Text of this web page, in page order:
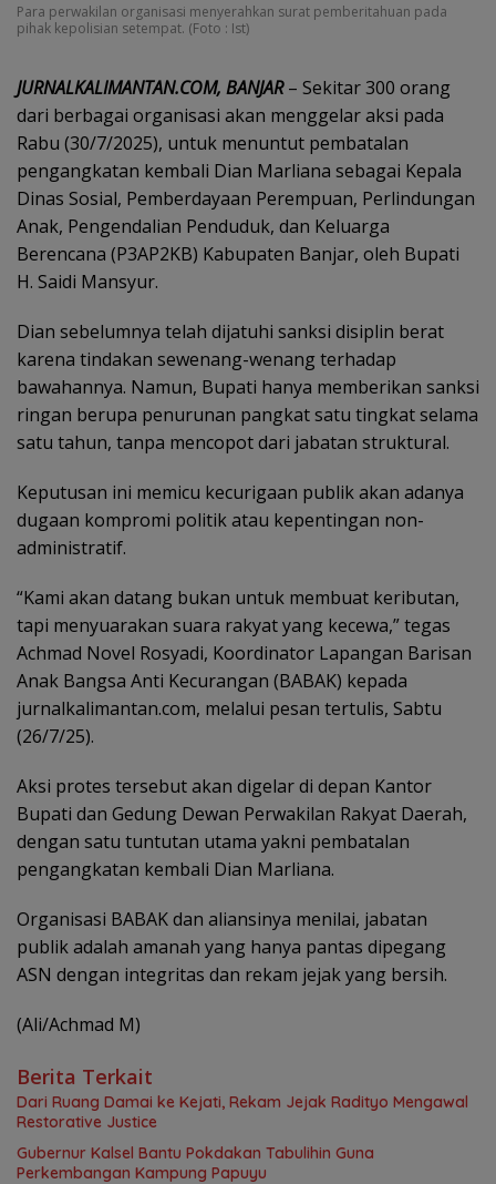
Para perwakilan organisasi menyerahkan surat pemberitahuan pada
pihak kepolisian setempat. (Foto : Ist)
JURNALKALIMANTAN.COM, BANJAR– Sekitar 300 orang
dari berbagai organisasi akan menggelar aksi pada
Rabu (30/7/2025), untuk menuntut pembatalan
pengangkatan kembali Dian Marliana sebagai Kepala
Dinas Sosial, Pemberdayaan Perempuan, Perlindungan
Anak, Pengendalian Penduduk, dan Keluarga
Berencana (P3AP2KB) Kabupaten Banjar, oleh Bupati
H. Saidi Mansyur.
Dian sebelumnya telah dijatuhi sanksi disiplin berat
karena tindakan sewenang-wenang terhadap
bawahannya. Namun, Bupati hanya memberikan sanksi
ringan berupa penurunan pangkat satu tingkat selama
satu tahun, tanpa mencopot dari jabatan struktural.
Keputusan ini memicu kecurigaan publik akan adanya
dugaan kompromi politik atau kepentingan non-
administratif.
“Kami akan datang bukan untuk membuat keributan,
tapi menyuarakan suara rakyat yang kecewa,” tegas
Achmad Novel Rosyadi, Koordinator Lapangan Barisan
Anak Bangsa Anti Kecurangan (BABAK) kepada
jurnalkalimantan.com, melalui pesan tertulis, Sabtu
(26/7/25).
Aksi protes tersebut akan digelar di depan Kantor
Bupati dan Gedung Dewan Perwakilan Rakyat Daerah,
dengan satu tuntutan utama yakni pembatalan
pengangkatan kembali Dian Marliana.
Organisasi BABAK dan aliansinya menilai, jabatan
publik adalah amanah yang hanya pantas dipegang
ASN dengan integritas dan rekam jejak yang bersih.
(Ali/Achmad M)
Berita Terkait
Dari Ruang Damai ke Kejati, Rekam Jejak Radityo Mengawal
Restorative Justice
Gubernur Kalsel Bantu Pokdakan Tabulihin Guna
Perkembangan Kampung Papuyu